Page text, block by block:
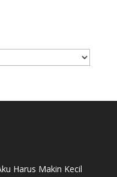
Harus Makin Kecil